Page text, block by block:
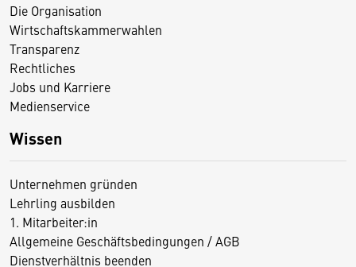
Die Organisation
Wirtschaftskammerwahlen
Transparenz
Rechtliches
Jobs und Karriere
Medienservice
Wissen
Unternehmen gründen
Lehrling ausbilden
1. Mitarbeiter:in
Allgemeine Geschäftsbedingungen / AGB
Dienstverhältnis beenden